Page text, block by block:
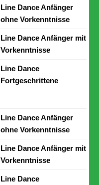
Line Dance Anfänger
ohne Vorkenntnisse
Line Dance Anfänger mit
Vorkenntnisse
Line Dance
Fortgeschrittene
Line Dance Anfänger
ohne Vorkenntnisse
Line Dance Anfänger mit
Vorkenntnisse
Line Dance